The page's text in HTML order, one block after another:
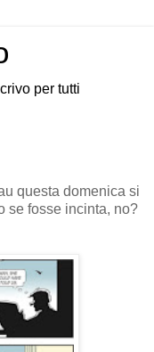
per tutti
questa domenica si
se fosse incinta, no?